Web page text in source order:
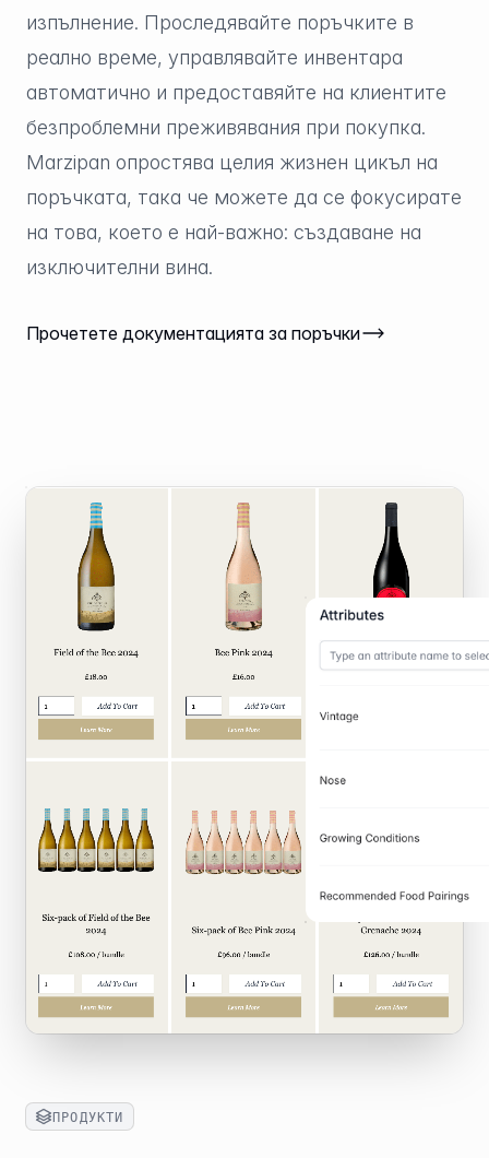
изпълнение. Проследявайте поръчките в
реално време, управлявайте инвентара
автоматично и предоставяйте на клиентите
безпроблемни преживявания при покупка.
Marzipan опростява целия жизнен цикъл на
поръчката, така че можете да се фокусирате
на това, което е най-важно: създаване на
изключителни вина.
Прочетете документацията за поръчки
ПРОДУКТИ